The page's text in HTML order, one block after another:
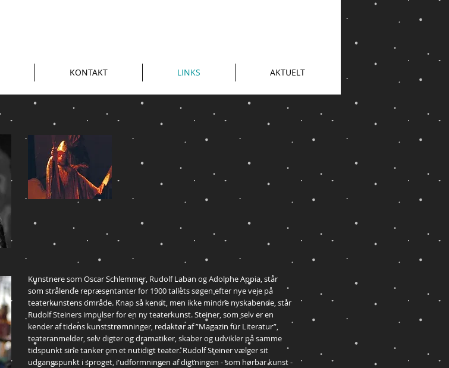
KONTAKT LINKS AKTUELT
Kunstnere som Oscar Schlemmer, Rudolf Laban og Adolphe Appia, står
som strålende repræsentanter for 1900 tallets søgen efter nye veje på
teaterkunstens område. Knap så kendt, men ikke mindre nyskabende, står
Rudolf Steiners impulser for en ny teaterkunst. Steiner, som selv er en
kender af tidens kunststrømninger, redaktør af ”Magazin für Literatur”,
teateranmelder, selv digter og dramatiker, skaber og udvikler på samme
tidspunkt sine tanker om et nutidigt teater. Rudolf Steiner vælger sit
udgangspunkt i sproget, i udformningen af digtningen - som hørbar kunst -